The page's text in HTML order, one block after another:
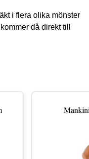
i flera olika mönster
då direkt till